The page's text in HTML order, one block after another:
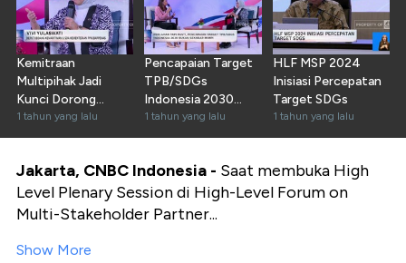
Kemitraan
Multipihak Jadi
Kunci Dorong
Pelaksanaan SDGs
1 tahun yang lalu
Pencapaian Target
TPB/SDGs
Indonesia 2030
Bukan Sekedar
Mimpi
1 tahun yang lalu
HLF MSP 2024
Inisiasi Percepatan
Target SDGs
1 tahun yang lalu
Jakarta, CNBC Indonesia - Saat membuka High
Level Plenary Session di High-Level Forum on
Multi-Stakeholder Partner...
Show More